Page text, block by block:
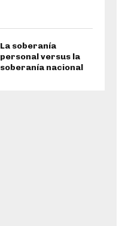
La soberanía
personal versus la
soberanía nacional